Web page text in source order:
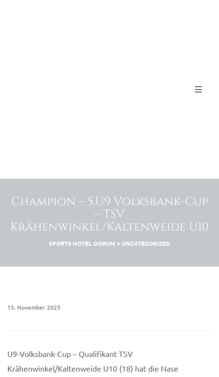
Champion – 5.U9 Volksbank-Cup
– TSV
Krähenwinkel/Kaltenweide U10
SPORTS HOTEL DORUM > UNCATEGORIZED
15. November 2025
U9-Volksbank-Cup – Qualifikant TSV
Krähenwinkel/Kaltenweide U10 (18) hat die Nase